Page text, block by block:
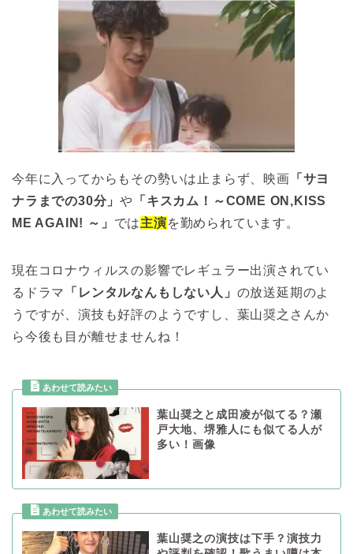
今年に入ってからもその勢いは止まらず、映画 「サヨ
ナラまでの30分」や 「キスカム！～COME ON,KISS
ME AGAIN! ～」 では主演を勤められています。
現在コロナウィルスの影響でレギュラー出演されてい
るドラマ
「レンタルなんもしない人」 の放送延期のよ
うですが、演技も好評のようですし、葉山奨之さんか
ら今後も目が離せませんね！
葉山奨之と成田凌が似てる？瀬
戸大地、堺雅人にも似てる人が
多い！画像
葉山奨之の演技は下手？演技力